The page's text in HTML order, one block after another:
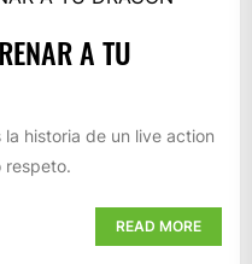
A TU
historia de un live action
respeto.
READ MORE